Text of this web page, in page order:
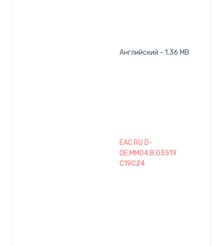
Английский - 1.36 MB
EAC RU D-
DE.MM04.B.03519
C19C24